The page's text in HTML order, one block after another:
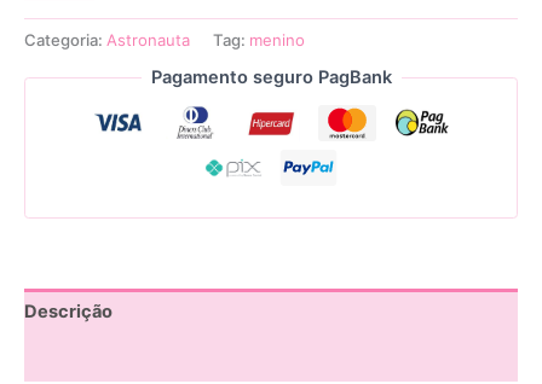
Categoria: Astronauta Tag: menino
Pagamento seguro PagBank
Descrição